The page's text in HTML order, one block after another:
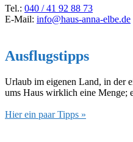
Tel.: 040 / 41 92 88 73
E-Mail: info@haus-anna-elbe.de
Ausflugstipps
Urlaub im eigenen Land, in der
ums Haus wirklich eine Menge;
Hier ein paar Tipps »